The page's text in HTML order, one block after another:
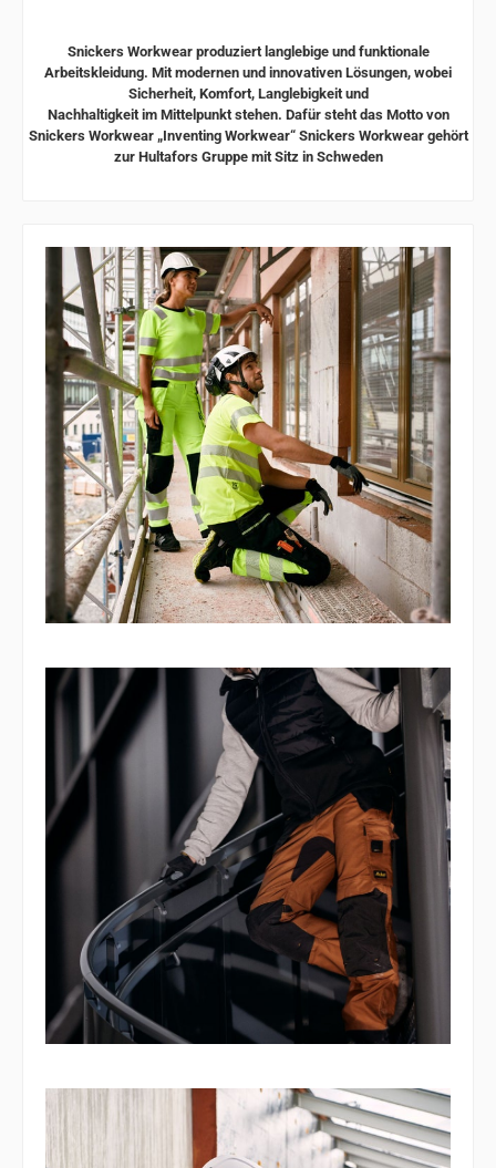
Snickers Workwear produziert langlebige und funktionale
Arbeitskleidung. Mit modernen und innovativen Lösungen, wobei
Sicherheit, Komfort, Langlebigkeit und
Nachhaltigkeit im Mittelpunkt stehen. Dafür steht das Motto von
Snickers Workwear „InventingWorkwear“ Snickers Workwear gehört
zur Hultafors Gruppe mit Sitz in Schweden